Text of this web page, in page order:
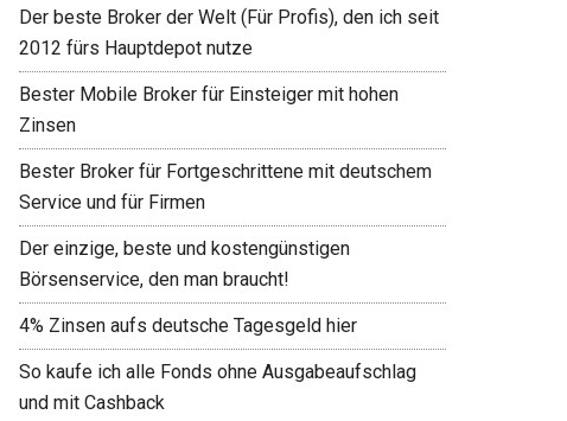
Der beste Broker der Welt (Für Profis), den ich seit
2012 fürs Hauptdepot nutze
Bester Mobile Broker für Einsteiger mit hohen
Zinsen
Bester Broker für Fortgeschrittene mit deutschem
Service und für Firmen
Der einzige, beste und kostengünstigen
Börsenservice, den man braucht!
4% Zinsen aufs deutsche Tagesgeld hier
So kaufe ich alle Fonds ohne Ausgabeaufschlag
und mit Cashback